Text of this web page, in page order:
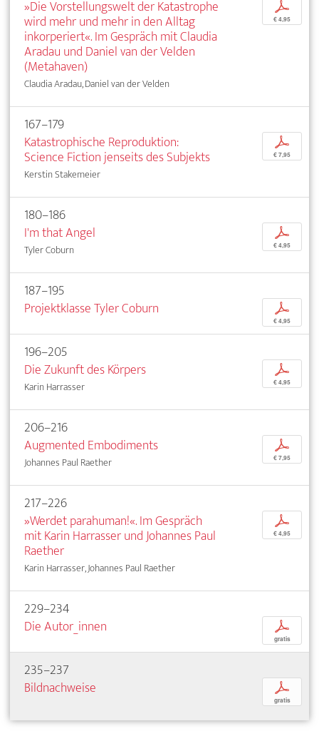
»Die Vorstellungswelt der Katastrophe
wird mehr und mehr in den Alltag
inkorperiert«. Im Gespräch mit Claudia
Aradau und Daniel van der Velden
(Metahaven)
Claudia Aradau, Daniel van der Velden
p
€ 4,95
167–179
Katastrophische Reproduktion:
Science Fiction jenseits des Subjekts
Kerstin Stakemeier
p
€ 7,95
180–186
I'm that Angel
Tyler Coburn
p
€ 4,95
187–195
Projektklasse Tyler Coburn
p
€ 4,95
196–205
Die Zukunft des Körpers
Karin Harrasser
p
€ 4,95
206–216
Augmented Embodiments
Johannes Paul Raether
p
€ 7,95
217–226
»Werdet parahuman!«. Im Gespräch
mit Karin Harrasser und Johannes Paul
Raether
Karin Harrasser, Johannes Paul Raether
p
€ 4,95
229–234
Die Autor_innen
p
gratis
235–237
Bildnachweise
p
gratis